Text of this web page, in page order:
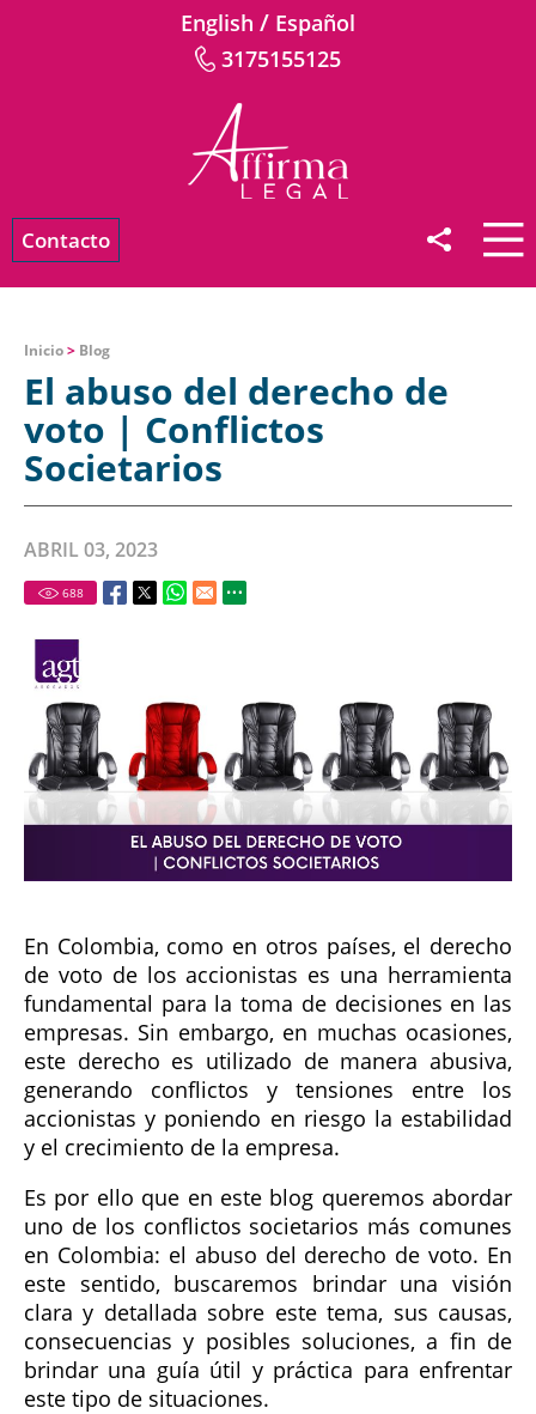
English / Español
3175155125
Contacto
Inicio> Blog
El abuso del derecho de
voto | Conflictos
Societarios
ABRIL 03, 2023
688
En Colombia, como en otros países, el derecho
de voto de los accionistas es una herramienta
fundamental para la toma de decisiones en las
empresas. Sin embargo, en muchas ocasiones,
este derecho es utilizado de manera abusiva,
generando conflictos y tensiones entre los
accionistas y poniendo en riesgo la estabilidad
y el crecimiento de la empresa.
Es por ello que en este blog queremos abordar
uno de los conflictos societarios más comunes
en Colombia: el abuso del derecho de voto. En
este sentido, buscaremos brindar una visión
clara y detallada sobre este tema, sus causas,
consecuencias y posibles soluciones, a fin de
brindar una guía útil y práctica para enfrentar
este tipo de situaciones.